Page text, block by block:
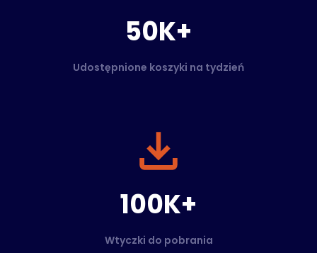
50K+
Udostępnione koszyki na tydzień
100K+
Wtyczki do pobrania